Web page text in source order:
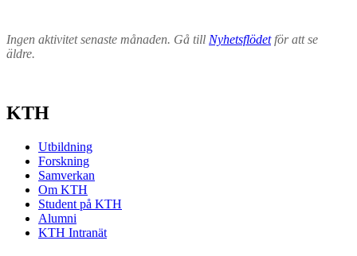
Ingen aktivitet senaste månaden. Gå till Nyhetsflödetför att se
äldre.
KTH
Utbildning
Forskning
Samverkan
Om KTH
Student på KTH
Alumni
KTH Intranät